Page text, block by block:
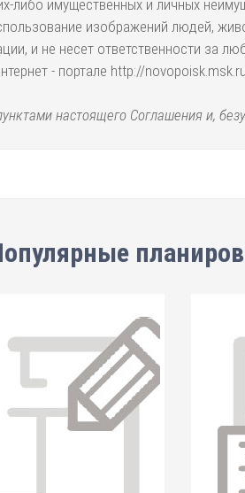
имущественных и личных
изображений людей,
и не несет ответственности за
- портале http://
настоящего Соглашения и,